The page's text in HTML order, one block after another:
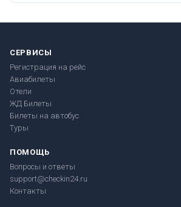
СЕРВИСЫ
Регистрация на рейс
Авиабилеты
Отели
ЖД Билеты
Билеты на автобус
Туры
ПОМОЩЬ
Вопросы и ответы
support@checkin24.ru
Контакты